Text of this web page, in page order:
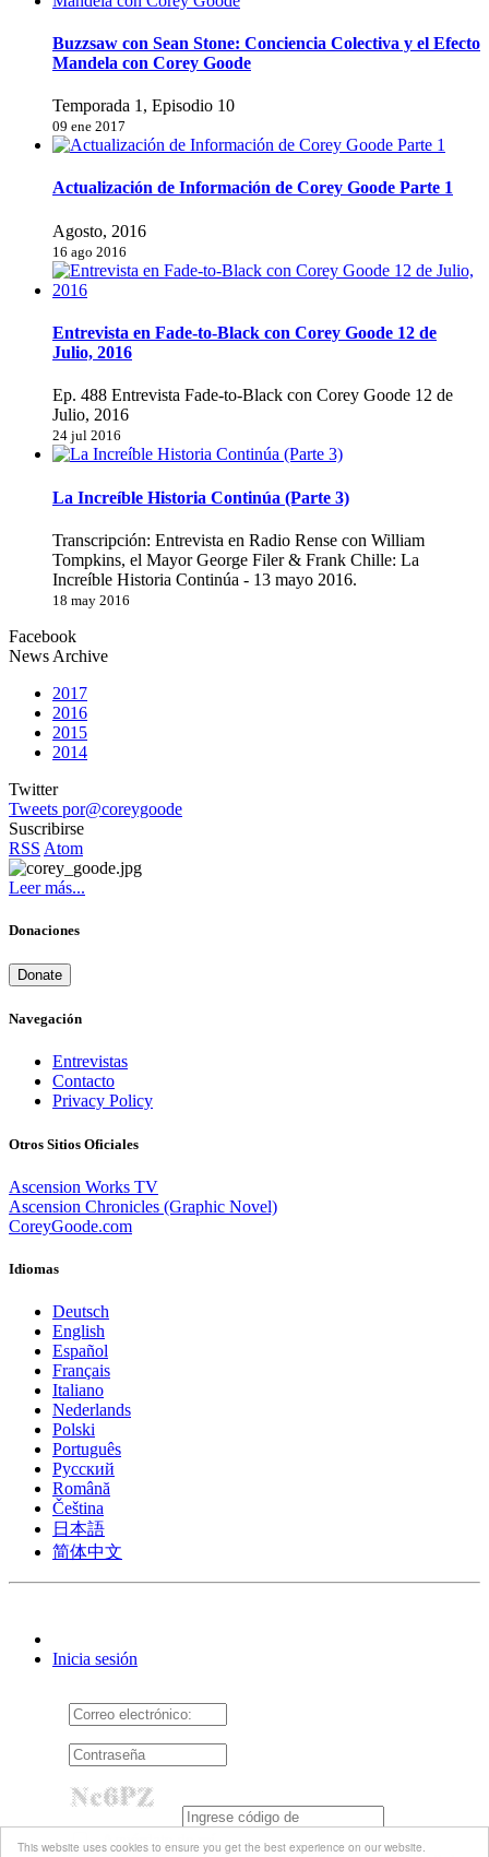
This website uses cookies to ensure you get the best experience on our website.
Buzzsaw con Sean Stone: Conciencia Colectiva y el Efecto
Mandela con Corey Goode
Temporada 1, Episodio 10
09 ene 2017
Actualización de Información de Corey Goode Parte 1
Agosto, 2016
16 ago 2016
Entrevista en Fade-to-Black con Corey Goode 12 de
Julio, 2016
Ep. 488 Entrevista Fade-to-Black con Corey Goode 12 de
Julio, 2016
24 jul 2016
La Increíble Historia Continúa (Parte 3)
Transcripción: Entrevista en Radio Rense con William
Tompkins, el Mayor George Filer & Frank Chille: La
Increíble Historia Continúa - 13 mayo 2016.
18 may 2016
Facebook
News Archive
2017
2016
2015
2014
Twitter
Tweets por@coreygoode
Suscribirse
RSS Atom
Leer más...
Donaciones
Donate
Navegación
Entrevistas
Contacto
Privacy Policy
Otros Sitios Oficiales
Ascension Works TV
Ascension Chronicles (Graphic Novel)
CoreyGoode.com
Idiomas
Deutsch
English
Español
Français
Italiano
Nederlands
Polski
Português
Pусский
Română
Čeština
日本語
简体中文
Inicia sesión
Acuérdate de mí